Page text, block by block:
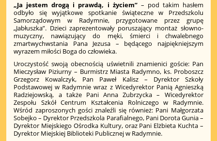
„Ja jestem drogą i prawdą, i życiem”– pod takim hasłem
odbyło się wyjątkowe spotkanie świąteczne w Przedszkolu
Samorządowym w Radymnie, przygotowane przez grupę
„Jabłuszka”. Dzieci zaprezentowały poruszający montaż słowno-
muzyczny, nawiązujący do męki, śmierci i chwalebnego
zmartwychwstania Pana Jezusa – będącego najpiękniejszym
wyrazem miłości Boga do człowieka.
Uroczystość swoją obecnością uświetnili znamienici goście: Pan
Mieczysław Piziurny – Burmistrz Miasta Radymno, ks. Proboszcz
Grzegorz Kowalczyk, Pan Paweł Kalisz – Dyrektor Szkoły
Podstawowej w Radymnie wraz z Wicedyrektor Panią Agnieszką
Radziejowską, a także Pani Anna Zubrzycka – Wicedyrektor
Zespołu Szkół Centrum Kształcenia Rolniczego w Radymnie.
Wśród zaproszonych gości znaleźli się również: Pani Małgorzata
Sobejko – Dyrektor Przedszkola Parafialnego, Pani Dorota Gunia –
Dyrektor Miejskiego Ośrodka Kultury, oraz Pani Elżbieta Kuchta –
Dyrektor Miejskiej Biblioteki Publicznej w Radymnie.